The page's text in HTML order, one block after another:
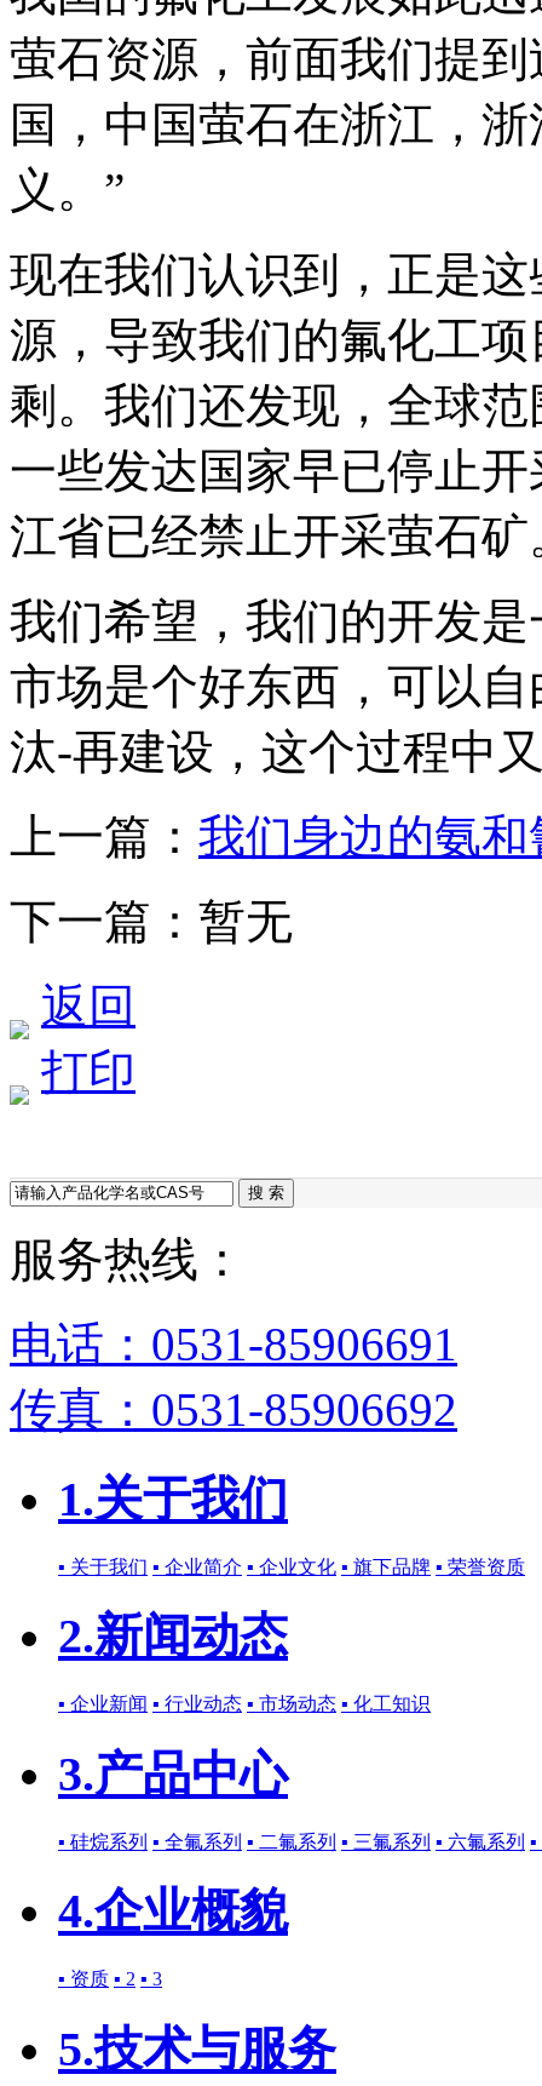
萤石资源，前面我们提
国，中国萤石在浙江，
义。”
现在我们认识到，正是
源，导致我们的氟化工
剩。我们还发现，全球
一些发达国家早已停止
江省已经禁止开采萤石矿
我们希望，我们的开发
市场是个好东西，可以
汰-再建设，这个过程中
上一篇： 我们身边的氨和
下一篇：暂无
返回
打印
搜 索
服务热线：
电话：0531-85906691
传真：0531-85906692
1.关于我们
▪ 关于我们 ▪ 企业简介 ▪ 企业文化 ▪ 旗下品牌 ▪ 荣誉资质
2.新闻动态
▪ 企业新闻 ▪ 行业动态 ▪ 市场动态 ▪ 化工知识
3.产品中心
▪ 硅烷系列 ▪ 全氟系列 ▪ 二氟系列 ▪ 三氟系列 ▪ 六氟系列
4.企业概貌
▪ 资质 ▪ 2 ▪ 3
5.技术与服务